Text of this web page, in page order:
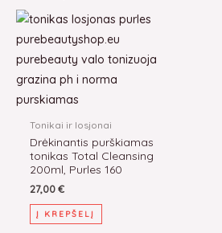
Tonikai ir losjonai
Drėkinantis purškiamas
tonikas Total Cleansing
200ml, Purles 160
27,00€
Į KREPŠELĮ